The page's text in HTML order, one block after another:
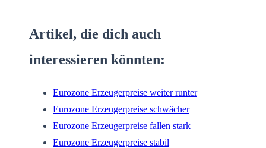
Artikel, die dich auch
interessieren könnten:
Eurozone Erzeugerpreise weiter runter
Eurozone Erzeugerpreise schwächer
Eurozone Erzeugerpreise fallen stark
Eurozone Erzeugerpreise stabil